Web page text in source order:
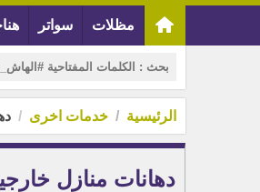
مظلات سواتر
الرئيسية خدمات اخرى
دهانات منازل